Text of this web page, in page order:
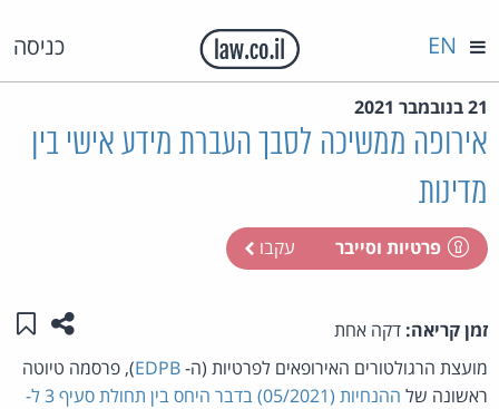
כניסה EN
21 בנובמבר 2021
אירופה ממשיכה לסבך העברת מידע אישי בין
מדינות
פרטיות וסייבר עקבו
זמן קריאה: דקה אחת שתפו
מועצת הרגולטורים האירופאים לפרטיות (ה-EDPB), פרסמה טיוטה
ראשונה של
ההנחיות (05/2021) בדבר היחס בין תחולת סעיף 3 ל-